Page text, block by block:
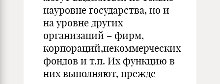
науровне государства, но и
на уровне других
организаций – фирм,
корпораций,некоммерческих
фондов и т.п. Их функцию в
них выполняют, прежде